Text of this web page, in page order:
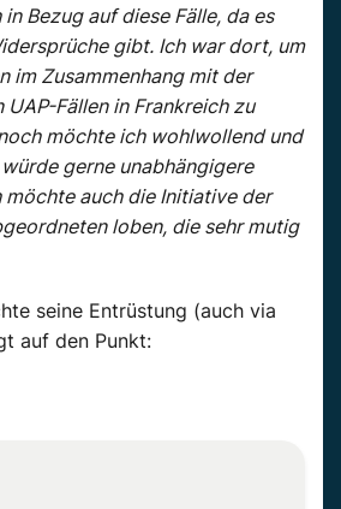
Bezug auf diese Fälle, da es
gibt. Ich war dort, um
im Zusammenhang mit der
Fällen in Frankreich zu
möchte ich wohlwollend und
gerne unabhängigere
möchte auch die Initiative der
loben, die sehr mutig
seine Entrüstung (auch via
auf den Punkt: